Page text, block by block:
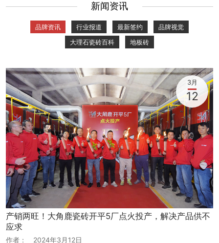
新闻资讯
品牌资讯 行业报道 最新签约
品牌视觉
大理石瓷砖百科
地板砖
产销两旺！大角鹿瓷砖开平5厂点火投产，解决产品供不
应求
作者： 2024年3月12日
3月
12